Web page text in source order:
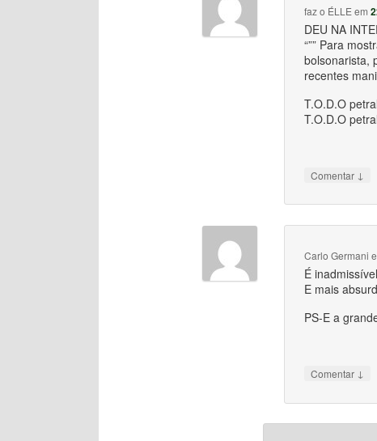
faz o ÉLLE em
DEU NA
“”” Para
bolsonarista,
recentes
T.O.D.O
T.O.D.O
Comentar ↓
Carlo Germani
É
E mais
PS-E a
Comentar ↓